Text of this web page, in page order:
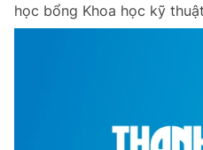
học bổng Khoa học kỹ